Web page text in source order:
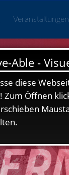
Veranstaltungen